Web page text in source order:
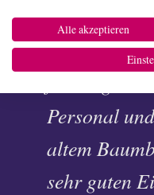
Heiraten,
und
Personal
altem
sehr guten
Alle akzeptieren